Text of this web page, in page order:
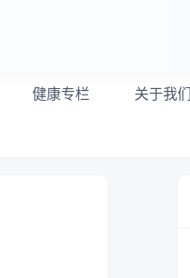
健康专栏 关于我们